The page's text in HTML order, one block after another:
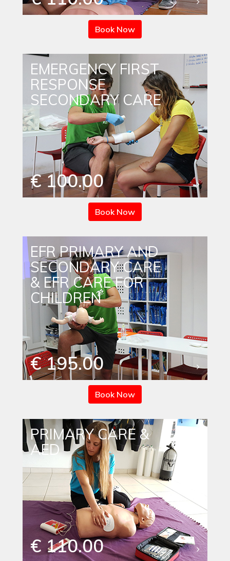
Book Now
EMERGENCY FIRST
RESPONSE
SECONDARY CARE
€ 100.00
Book Now
EFR PRIMARY AND
SECONDARY CARE
& EFR CARE FOR
CHILDREN
€ 195.00
Book Now
PRIMARY CARE &
AED
€ 110.00